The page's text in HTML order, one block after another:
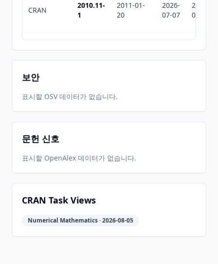
CRAN
2010.11-
1
2011-01-
20
2026-
07-07
2026-
07-07
2009-02-
05
2026-
07-07
2026-
07-07
CRAN 2006.4-1
CRAN
보안
표시할 OSV 데이터가 없습니다.
문헌 신호
표시할 OpenAlex 데이터가 없습니다.
CRAN Task Views
Numerical Mathematics · 2026-08-05